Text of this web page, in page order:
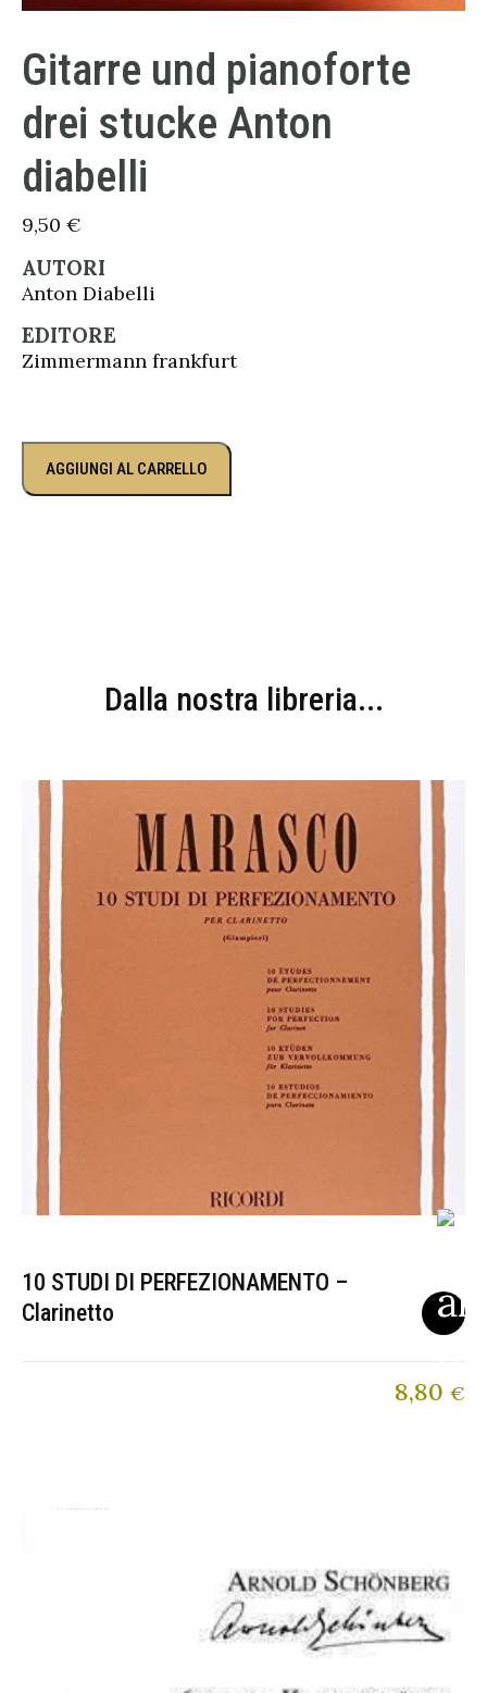
Gitarre und pianoforte
drei stucke Anton
diabelli
9,50 €
AUTORI
Anton Diabelli
EDITORE
Zimmermann frankfurt
AGGIUNGI AL CARRELLO
Dalla nostra libreria...
10 STUDI DI PERFEZIONAMENTO –
Clarinetto
8,80 €